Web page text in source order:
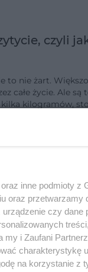
czyli
to nie żart.
całe życie. Ale są
kilka kilogramów,
szybką
sprzyjać
przybierają
inne podmioty
oraz przetwarzamy
czy dane
my i Zaufani
charakterystykę
na korzystanie z